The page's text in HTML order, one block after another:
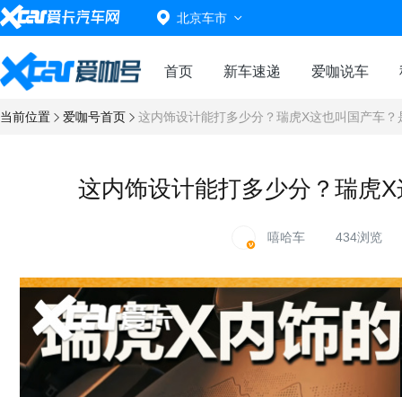
北京车市
首页 新车速递 爱咖说车
当前位置 爱咖号首页 这内饰设计能打多少分？瑞虎X这也叫国产车？
这内饰设计能打多少分？瑞虎
嘻哈车 434浏览